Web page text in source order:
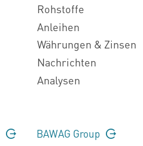
Rohstoffe
Anleihen
Währungen & Zinsen
Nachrichten
Analysen
BAWAG Group